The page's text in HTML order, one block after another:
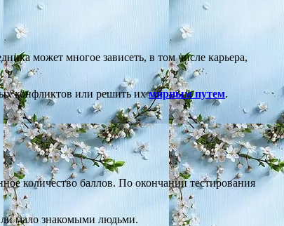
может многое зависеть, в том числе карьера,
конфликтов или решить ихмирным путем.
количество баллов. По окончании тестирования
мало знакомыми людьми.